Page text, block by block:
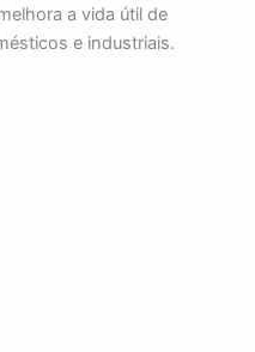
a vida útil de
e industriais.